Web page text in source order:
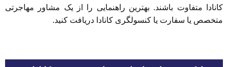
کانادا متفاوت باشند. بهترین راهنمایی را از یک مشاور مهاجرتی
متخصص یا سفارت یا کنسولگری کانادا دریافت کنید.